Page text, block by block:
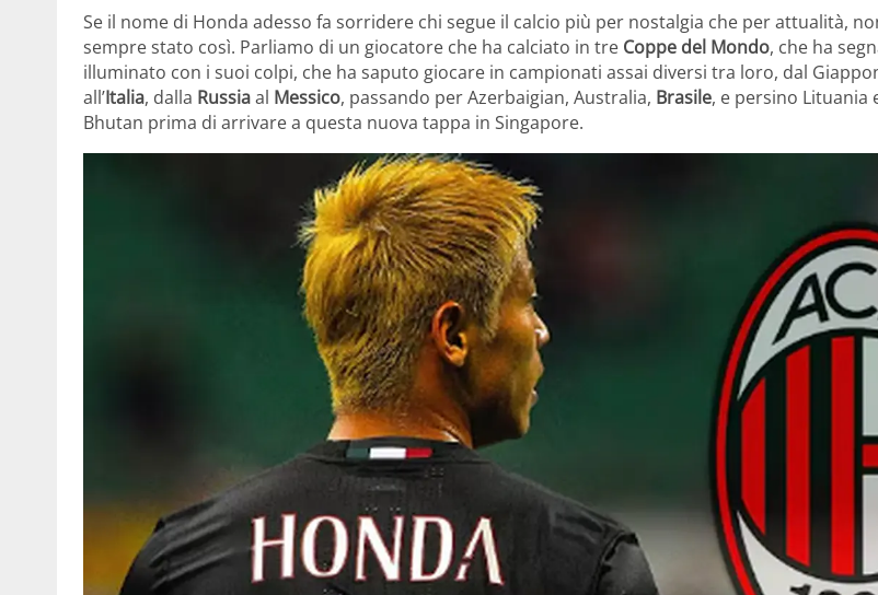
Se il nome di Honda adesso fa sorridere chi segue il calcio più per nostalgia che per attualità,
sempre stato così. Parliamo di un giocatore che ha calciato in tre Coppe del Mondo, che ha
illuminato con i suoi colpi, che ha saputo giocare in campionati assai diversi tra loro, dal
all’Italia, dalla Russiaal Messico, passando per Azerbaigian, Australia, Brasile, e persino Lituania
Bhutan prima di arrivare a questa nuova tappa in Singapore.